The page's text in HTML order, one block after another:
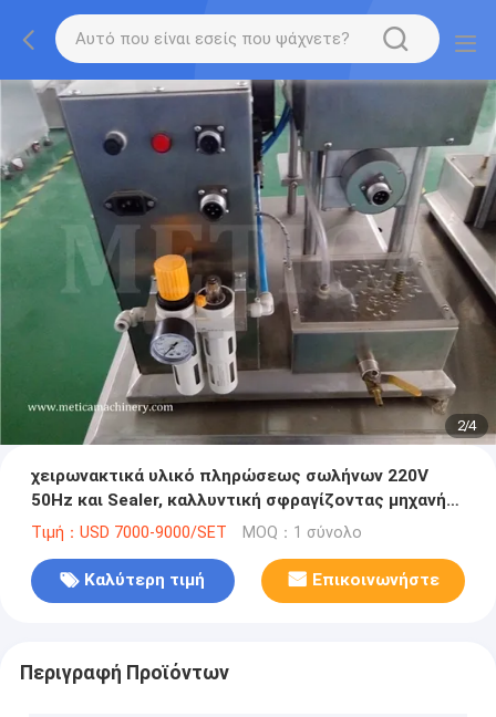
2/4
χειρωνακτικά υλικό πληρώσεως σωλήνων 220V
50Hz και Sealer, καλλυντική σφραγίζοντας μηχανή
πλήρωσης σωλήνων
Τιμή：USD 7000-9000/SET MOQ：1 σύνολο
Καλύτερη τιμή Επικοινωνήστε
Περιγραφή Προϊόντων